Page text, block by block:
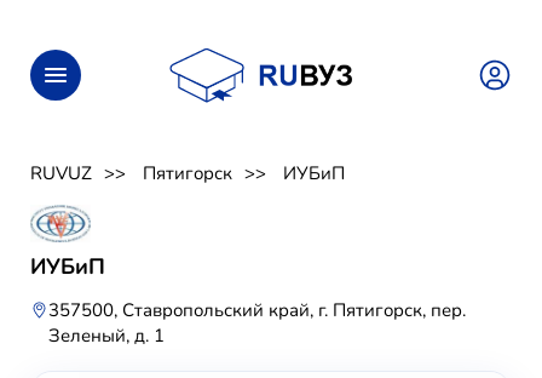
RUVUZ Пятигорск ИУБиП
ИУБиП
357500, Ставропольский край, г. Пятигорск, пер.
Зеленый, д. 1